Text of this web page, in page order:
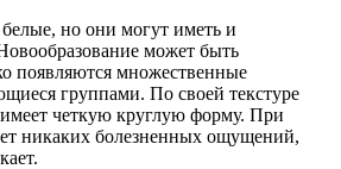
но они могут иметь и
может быть
появляются множественные
группами. По своей текстуре
четкую круглую форму. При
никаких болезненных ощущений,